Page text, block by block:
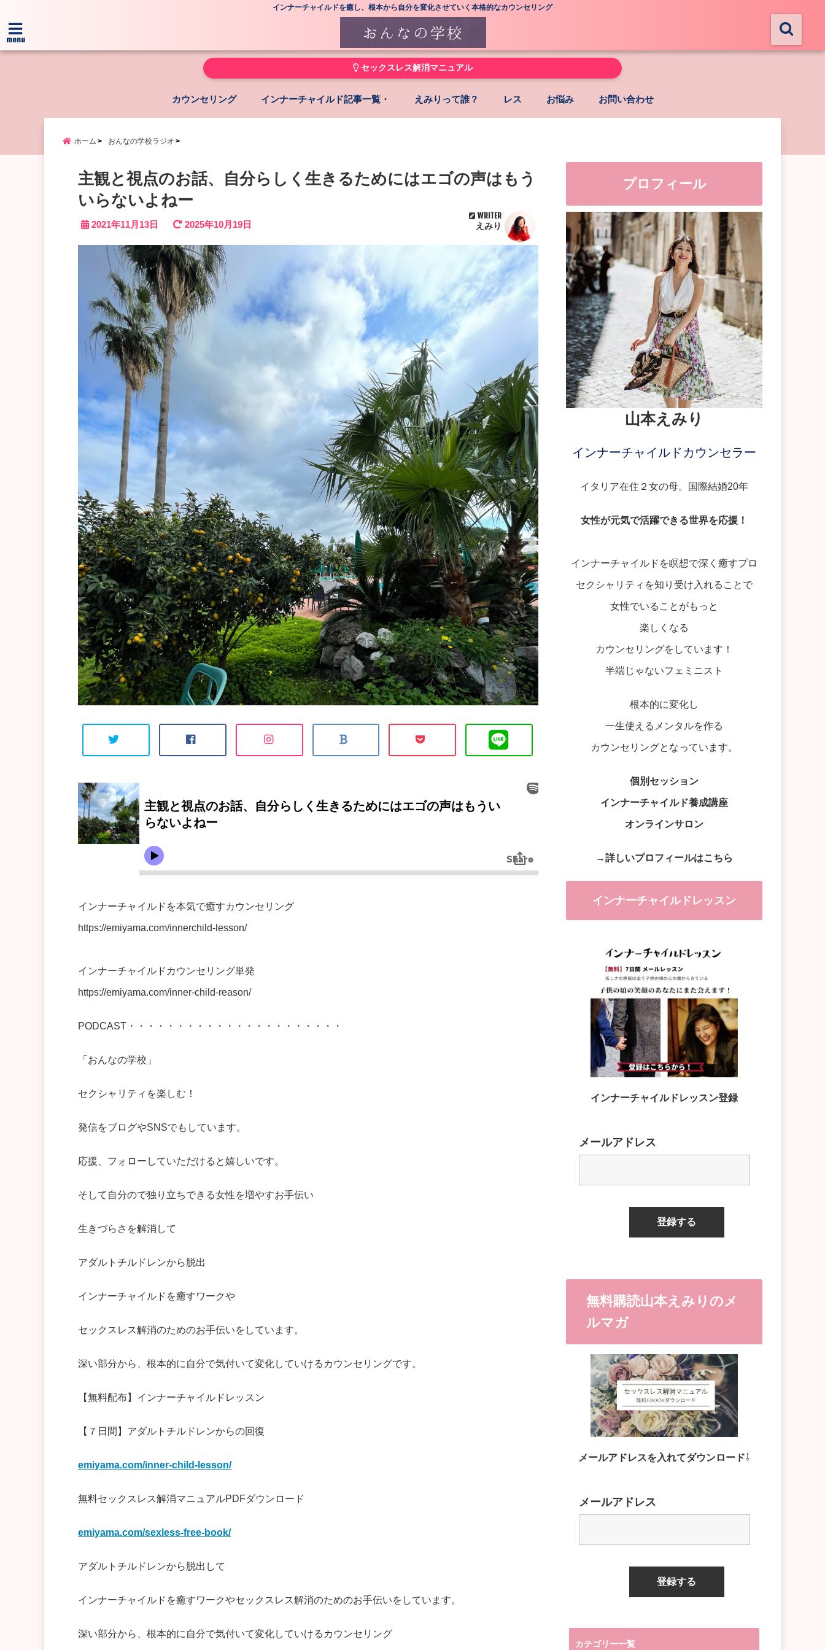
インナーチャイルドを癒し、根本から自分を変化させていく本格的なカウンセリング
menu
セックスレス解消マニュアル
カウンセリング インナーチャイルド記事一覧・ えみりって誰？ レス お悩み お問い合わせ
ホーム おんなの学校ラジオ
主観と視点のお話、自分らしく生きるためにはエゴの声はもう
いらないよねー
2021年11月13日 2025年10月19日
WRITER
えみり
インナーチャイルドを本気で癒すカウンセリング
https://emiyama.com/innerchild-lesson/
インナーチャイルドカウンセリング単発
https://emiyama.com/inner-child-reason/
PODCAST・・・・・・・・・・・・・・・・・・・・・・
「おんなの学校」
セクシャリティを楽しむ！
発信をブログやSNSでもしています。
応援、フォローしていただけると嬉しいです。
そして自分ので独り立ちできる女性を増やすお手伝い
生きづらさを解消して
アダルトチルドレンから脱出
インナーチャイルドを癒すワークや
セックスレス解消のためのお手伝いをしています。
深い部分から、根本的に自分で気付いて変化していけるカウンセリングです。
【無料配布】インナーチャイルドレッスン
【７日間】アダルトチルドレンからの回復
emiyama.com/inner-child-lesson/
無料セックスレス解消マニュアルPDFダウンロード
emiyama.com/sexless-free-book/
アダルトチルドレンから脱出して
インナーチャイルドを癒すワークやセックスレス解消のためのお手伝いをしています。
深い部分から、根本的に自分で気付いて変化していけるカウンセリング
プロフィール
山本えみり
インナーチャイルドカウンセラー
イタリア在住２女の母。国際結婚20年
女性が元気で活躍できる世界を応援！
インナーチャイルドを瞑想で深く癒すプロ
セクシャリティを知り受け入れることで
女性でいることがもっと
楽しくなる
カウンセリングをしています！
半端じゃないフェミニスト
根本的に変化し
一生使えるメンタルを作る
カウンセリングとなっています。
個別セッション
インナーチャイルド養成講座
オンラインサロン
→詳しいプロフィールはこちら
インナーチャイルドレッスン
インナーチャイルドレッスン登録
メールアドレス
無料購読山本えみりのメ
ルマガ
メールアドレスを入れてダウンロード⇩
メールアドレス
カテゴリー一覧